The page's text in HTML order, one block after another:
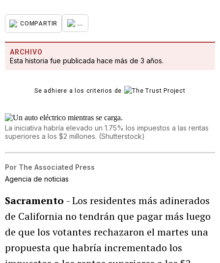
COMPARTIR ...
ARCHIVO
Esta historia fue publicada hace más de 3 años.
Se adhiere a los criterios de
La iniciativa habría elevado un 1.75% los impuestos a las rentas
superiores a los $2 millones. (Shutterstock)
Por The Associated Press
Agencia de noticias
Sacramento - Los residentes más adinerados
de California no tendrán que pagar más luego
de que los votantes rechazaron el martes una
propuesta que habría incrementado los